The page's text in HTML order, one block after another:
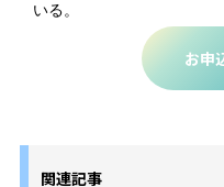
いる。
お申
関連記事